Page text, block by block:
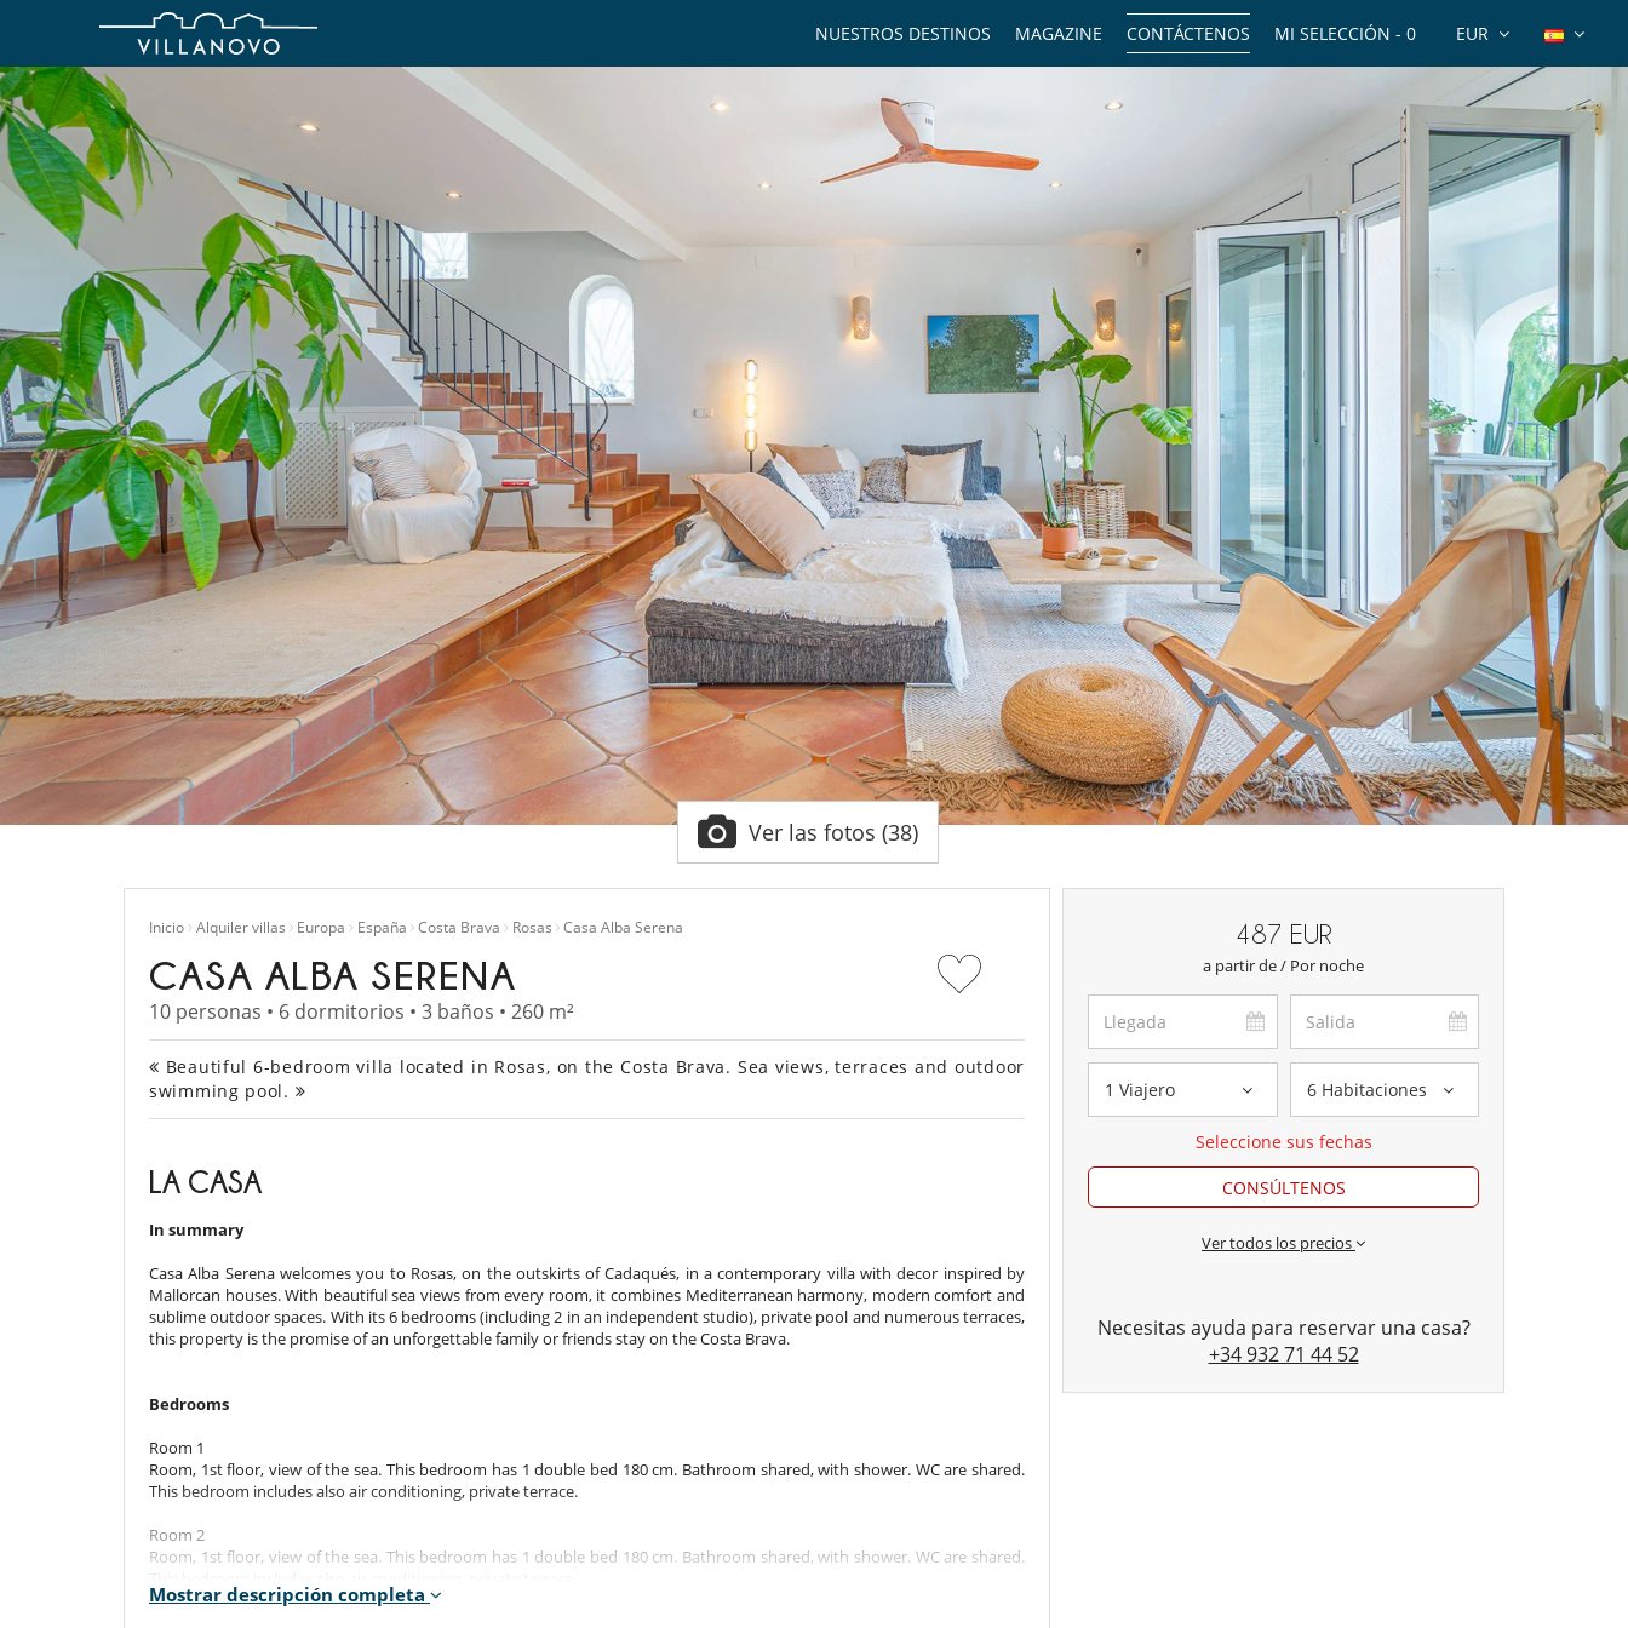
EUR
MI SELECCIÓN - 0
CONTÁCTENOS
MAGAZINE
NUESTROS DESTINOS
Ver las fotos (38)
Inicio Alquiler villas Europa España Costa Brava Rosas Casa Alba Serena
CASA ALBA SERENA
10 personas • 6 dormitorios • 3 baños • 260 m²
Beautiful 6-bedroom villa located in Rosas, on the Costa Brava. Sea views, terraces and outdoor
swimming pool.
LA CASA
In summary
Casa Alba Serena welcomes you to Rosas, on the outskirts of Cadaqués, in a contemporary villa with decor inspired by
Mallorcan houses. With beautiful sea views from every room, it combines Mediterranean harmony, modern comfort and
sublime outdoor spaces. With its 6 bedrooms (including 2 in an independent studio), private pool and numerous terraces,
this property is the promise of an unforgettable family or friends stay on the Costa Brava.
Bedrooms
Room 1
Room, 1st floor, view of the sea. This bedroom has 1 double bed 180 cm. Bathroom shared, with shower. WC are shared.
This bedroom includes also air conditioning, private terrace.
Room 2
Room, 1st floor, view of the sea. This bedroom has 1 double bed 180 cm. Bathroom shared, with shower. WC are shared.
Mostrar descripción completa
487 EUR
a partir de / Por noche
1 Viajero 6 Habitaciones
Seleccione sus fechas
CONSÚLTENOS
Ver todos los precios
Necesitas ayuda para reservar una casa?
+34 932 71 44 52